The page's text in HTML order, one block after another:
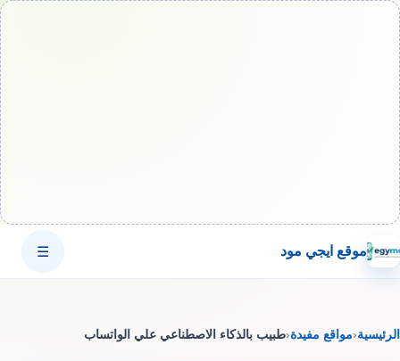
موقع ايجي مود ☰
الرئيسية‹مواقع مفيدة‹طبيب بالذكاء الاصطناعي علي الواتساب